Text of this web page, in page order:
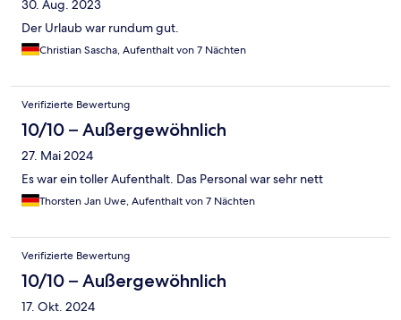
30. Aug. 2023
Der Urlaub war rundum gut.
Christian Sascha, Aufenthalt von 7 Nächten
Verifizierte Bewertung
10/10 – Außergewöhnlich
27. Mai 2024
Es war ein toller Aufenthalt. Das Personal war sehr nett
Thorsten Jan Uwe, Aufenthalt von 7 Nächten
Verifizierte Bewertung
10/10 – Außergewöhnlich
17. Okt. 2024